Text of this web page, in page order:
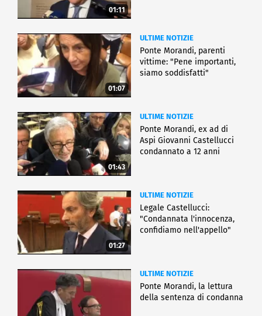
01:11
01:07
ULTIME NOTIZIE
Ponte Morandi, parenti
vittime: "Pene importanti,
siamo soddisfatti"
01:43
ULTIME NOTIZIE
Ponte Morandi, ex ad di
Aspi Giovanni Castellucci
condannato a 12 anni
01:27
ULTIME NOTIZIE
Legale Castellucci:
"Condannata l'innocenza,
confidiamo nell'appello"
ULTIME NOTIZIE
Ponte Morandi, la lettura
della sentenza di condanna